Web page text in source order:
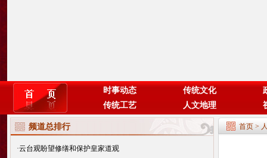
时事动态 传统文化
传统工艺
人文地理
频道总排行
·云台观盼望修缮和保护皇家道观
首页>